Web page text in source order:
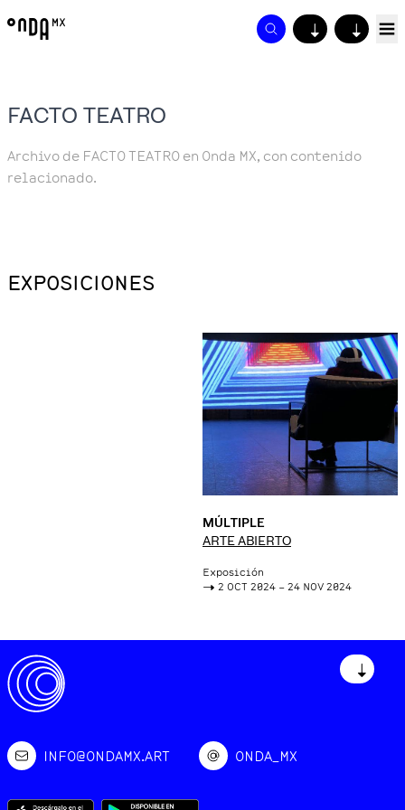
↓ ↓
FACTO TEATRO
Archivo de FACTO TEATRO en Onda MX, con contenido
relacionado.
EXPOSICIONES
MÚLTIPLE
ARTE ABIERTO
Exposición
-> 2 OCT 2024 – 24 NOV 2024
↓
INFO@ONDAMX.ART ONDA_MX